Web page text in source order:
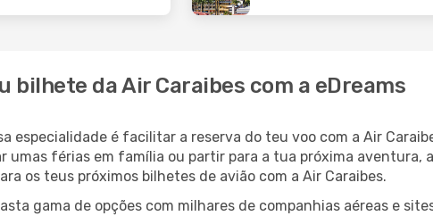
bilhete da Air Caraibes com a eDreams
especialidade é facilitar a reserva do teu voo com a Air
umas férias em família ou partir para a tua próxima aventura,
os teus próximos bilhetes de avião com a Air Caraibes.
gama de opções com milhares de companhias aéreas e